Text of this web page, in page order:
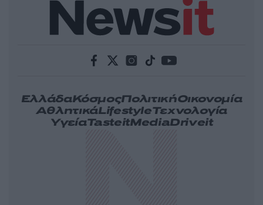
ΕλλάδαΚόσμοςΠολιτικήΟικονομία
ΑθλητικάLifestyleΤεχνολογία
ΥγείαTasteitMediaDriveit